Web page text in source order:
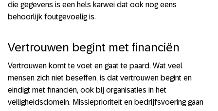
die gegevens is een hels karwei dat ook nog eens
behoorlijk foutgevoelig is.
Vertrouwen begint met financiën
Vertrouwen komt te voet en gaat te paard. Wat veel
mensen zich niet beseffen, is dat vertrouwen begint en
eindigt met financiën, ook bij organisaties in het
veiligheidsdomein. Missieprioriteit en bedrijfsvoering gaan